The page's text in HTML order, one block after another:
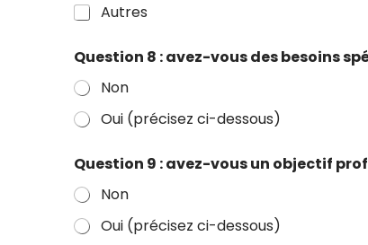
Autres
Question 8 : avez-vous des besoins
Non
Oui (précisez ci-dessous)
Question 9 : avez-vous un objectif
Non
Oui (précisez ci-dessous)